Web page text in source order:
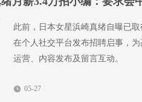
此前，日本女星浜崎真绪自曝已
在个人社交平台发布招聘启事，
运营、内容发布及留言互动。
05-27